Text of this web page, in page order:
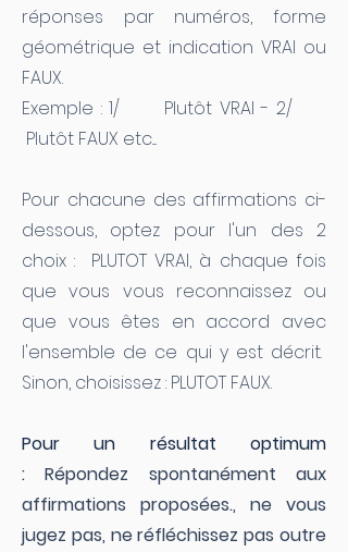
réponses par numéros, forme
géométrique et indication VRAI ou
FAUX.
Exemple : 1/ Plutôt VRAI - 2/
Plutôt FAUX etc....
Pour chacune des affirmations ci-
dessous, optez pour l'un des 2
choix : PLUTOT VRAI, à chaque fois
que vous vous reconnaissez ou
que vous êtes en accord avec
l'ensemble de ce qui y est décrit.
Sinon, choisissez : PLUTOT FAUX.
Pour un résultat optimum
:Répondez spontanément
aux
affirmations proposées., ne vous
jugez pas, ne réfléchissez pas outre